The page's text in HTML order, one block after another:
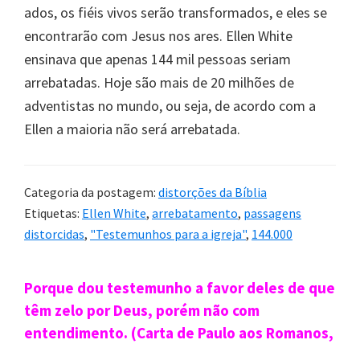
ados, os fiéis vivos serão transformados, e eles se
encontrarão com Jesus nos ares. Ellen White
ensinava que apenas 144 mil pessoas seriam
arrebatadas. Hoje são mais de 20 milhões de
adventistas no mundo, ou seja, de acordo com a
Ellen a maioria não será arrebatada.
Categoria da postagem: distorções da Bíblia
Etiquetas: Ellen White, arrebatamento, passagens
distorcidas, "Testemunhos para a igreja", 144.000
Sidebar
primária
Porque dou testemunho a favor deles de que
têm zelo por Deus, porém não com
entendimento. (Carta de Paulo aos Romanos,